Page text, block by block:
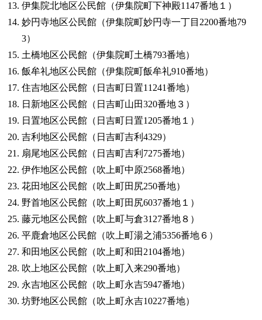
伊集院北地区公民館（伊集院町下神殿1147番地１）
妙円寺地区公民館（伊集院町妙円寺一丁目2200番地79
3）
土橋地区公民館（伊集院町土橋793番地）
飯牟礼地区公民館（伊集院町飯牟礼910番地）
住吉地区公民館（日吉町日置11241番地）
日新地区公民館（日吉町山田320番地３）
日置地区公民館（日吉町日置1205番地１）
吉利地区公民館（日吉町吉利4329）
扇尾地区公民館（日吉町吉利7275番地）
伊作地区公民館（吹上町中原2568番地）
花田地区公民館（吹上町田尻250番地）
野首地区公民館（吹上町田尻6037番地１）
藤元地区公民館（吹上町与倉3127番地８）
平鹿倉地区公民館（吹上町湯之浦5356番地６）
和田地区公民館（吹上町和田2104番地）
吹上地区公民館（吹上町入来290番地）
永吉地区公民館（吹上町永吉5947番地）
坊野地区公民館（吹上町永吉10227番地）